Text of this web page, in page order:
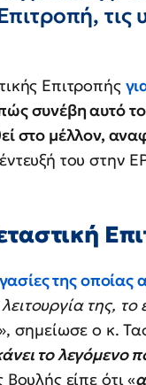
τις
Επιτροπής
συνέβη αυτό
στο μέλλον,
του στην
της οποίας
της, το
σημείωσε ο κ.
το λεγόμενο
είπε ότι «